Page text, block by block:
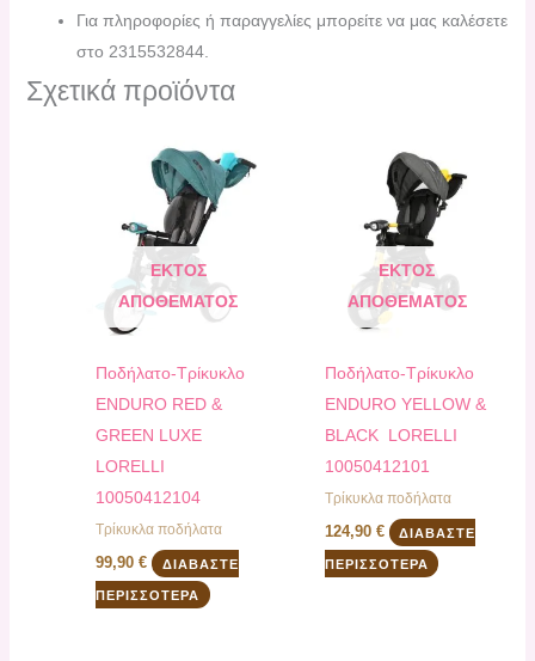
Για πληροφορίες ή παραγγελίες μπορείτε να μας καλέσετε
στο 2315532844.
Σχετικά προϊόντα
ΕΚΤΌΣ
ΑΠΟΘΈΜΑΤΟΣ
Ποδήλατο-Τρίκυκλο
ΕΝDURO RED &
GREEN LUXE
LORELLI
10050412104
Τρίκυκλα ποδήλατα
99,90€ ΔΙΑΒΆΣΤΕ
ΠΕΡΙΣΣΌΤΕΡΑ
ΕΚΤΌΣ
ΑΠΟΘΈΜΑΤΟΣ
Ποδήλατο-Τρίκυκλο
ΕΝDURO YELLOW &
BLACK LORELLI
10050412101
Τρίκυκλα ποδήλατα
124,90 € ΔΙΑΒΆΣΤΕ
ΠΕΡΙΣΣΌΤΕΡΑ